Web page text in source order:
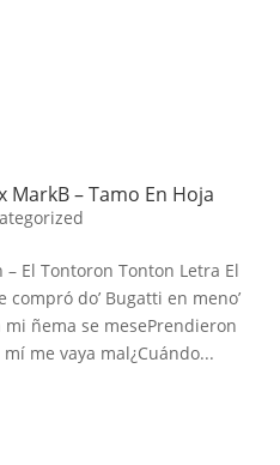
MarkB – Tamo En Hoja
– El Tontoron Tonton Letra El
do’ Bugatti en meno’
mi ñema se mesePrendieron
me vaya mal¿Cuándo...